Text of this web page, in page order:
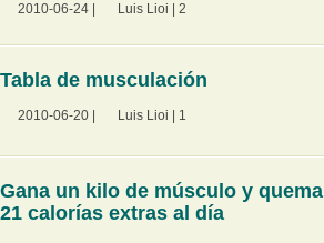
2010-06-24 Luis Lioi 2
Tabla de musculación
2010-06-20 Luis Lioi 1
Gana un kilo de músculo y quema
21 calorías extras al día